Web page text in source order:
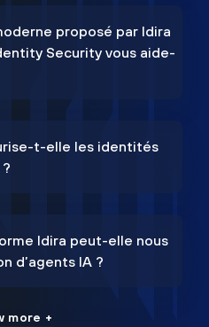
proposé par Idira
Security vous aide-
t-elle les identités
Idira peut-elle nous
d’agents IA ?
more +